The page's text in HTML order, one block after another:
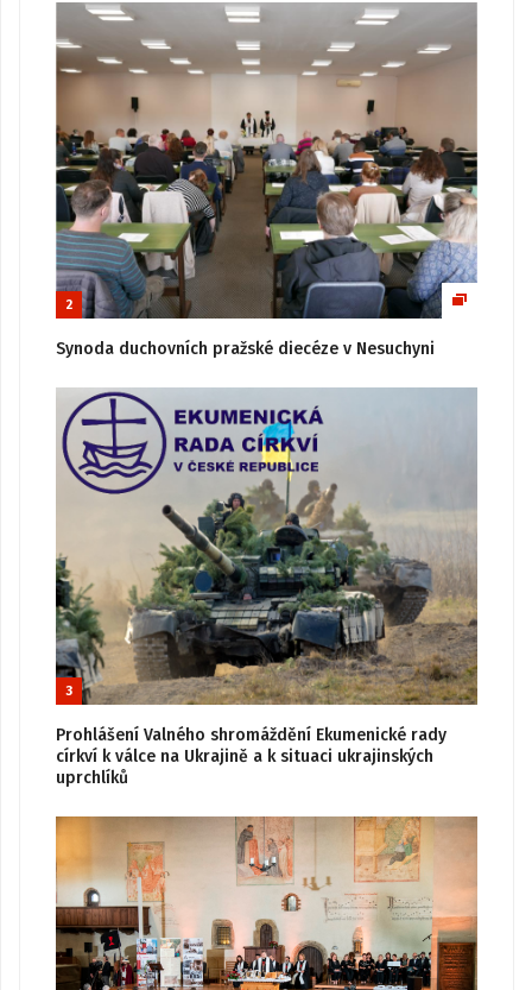
2
Synoda duchovních pražské diecéze v Nesuchyni
3
Prohlášení Valného shromáždění Ekumenické rady
církví k válce na Ukrajině a k situaci ukrajinských
uprchlíků